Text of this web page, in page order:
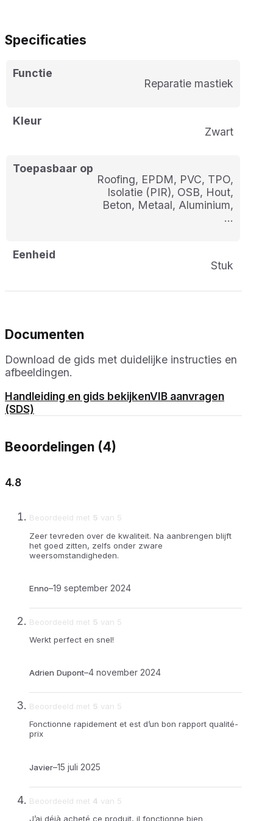
Specificaties
Functie
Reparatie mastiek
Kleur
Zwart
Toepasbaar op
Roofing, EPDM, PVC, TPO,
Isolatie (PIR), OSB, Hout,
Beton, Metaal, Aluminium,
…
Eenheid
stuk
Documenten
Download de gids met duidelijke instructies en
afbeeldingen.
Handleiding en gids bekijkenVIB aanvragen
(SDS)
Beoordelingen (4)
4.8
Beoordeeld met 5 van 5
Enno–19 september 2024
Zeer tevreden over de kwaliteit. Na aanbrengen blijft
het goed zitten, zelfs onder zware
weersomstandigheden.
Beoordeeld met 5 van 5
Adrien Dupont–4 november 2024
Werkt perfect en snel!
Beoordeeld met 5 van 5
Javier–15 juli 2025
Fonctionne rapidement et est d’un bon rapport qualité-
prix
Beoordeeld met 4 van 5
J’ai déjà acheté ce produit, il fonctionne bien